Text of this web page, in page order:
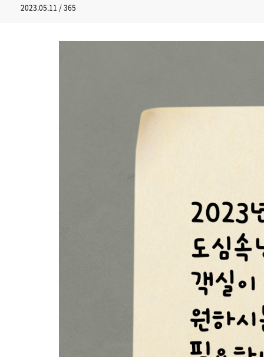
2023.05.11 / 365